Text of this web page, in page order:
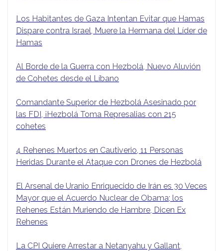
Los Habitantes de Gaza Intentan Evitar que Hamas
Dispare contra Israel, Muere la Hermana del Líder de
Hamas
Al Borde de la Guerra con Hezbolá, Nuevo Aluvión
de Cohetes desde el Líbano
Comandante Superior de Hezbolá Asesinado por
las FDI, ¡Hezbolá Toma Represalias con 215
cohetes
4 Rehenes Muertos en Cautiverio, 11 Personas
Heridas Durante el Ataque con Drones de Hezbolá
El Arsenal de Uranio Enriquecido de Irán es 30 Veces
Mayor que el Acuerdo Nuclear de Obama; los
Rehenes Están Muriendo de Hambre, Dicen Ex
Rehenes
La CPI Quiere Arrestar a Netanyahu y Gallant,